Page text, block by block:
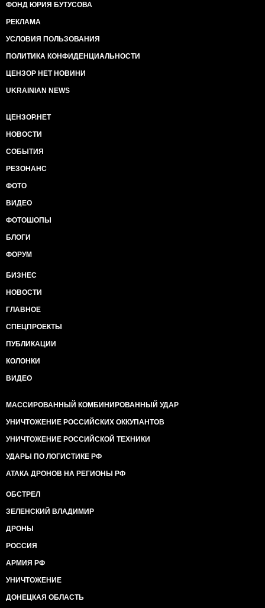
ФОНД ЮРИЯ БУТУСОВА
РЕКЛАМА
УСЛОВИЯ ПОЛЬЗОВАНИЯ
ПОЛИТИКА КОНФИДЕНЦИАЛЬНОСТИ
ЦЕНЗОР НЕТ НОВИНИ
UKRAINIAN NEWS
ЦЕНЗОР.НЕТ
НОВОСТИ
СОБЫТИЯ
РЕЗОНАНС
ФОТО
ВИДЕО
ФОТОШОПЫ
БЛОГИ
ФОРУМ
БИЗНЕС
НОВОСТИ
ГЛАВНОЕ
СПЕЦПРОЕКТЫ
ПУБЛИКАЦИИ
КОЛОНКИ
ВИДЕО
МАССИРОВАННЫЙ КОМБИНИРОВАННЫЙ УДАР
УНИЧТОЖЕНИЕ РОССИЙСКИХ ОККУПАНТОВ
УНИЧТОЖЕНИЕ РОССИЙСКОЙ ТЕХНИКИ
УДАРЫ ПО ЛОГИСТИКЕ РФ
АТАКА ДРОНОВ НА РЕГИОНЫ РФ
ОБСТРЕЛ
ЗЕЛЕНСКИЙ ВЛАДИМИР
ДРОНЫ
РОССИЯ
АРМИЯ РФ
УНИЧТОЖЕНИЕ
ДОНЕЦКАЯ ОБЛАСТЬ